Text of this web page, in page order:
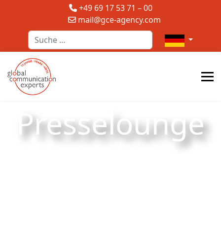
+49 69 17 53 71 – 00
mail@gce-agency.com
Suchen
Sprache
Presselounge